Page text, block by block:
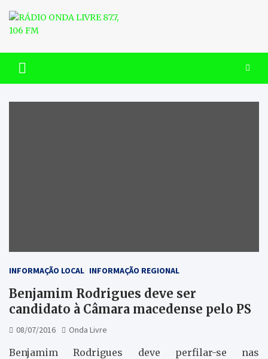
content
RÁDIO ONDA LIVRE 87.7, 106
FM
INFORMAÇÃO LOCAL INFORMAÇÃO REGIONAL
Benjamim Rodrigues deve ser
candidato à Câmara macedense pelo PS
08/07/2016 Onda Livre
Benjamim Rodrigues deve perfilar-se nas